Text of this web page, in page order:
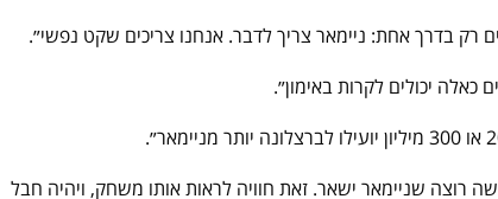
רק בדרך אחת: ניימאר צריך לדבר. אנחנו צריכים שקט נפשי״.
כאלה יכולים לקרות באימון״.
רוצה שניימאר ישאר. זאת חוויה לראות אותו משחק, ויהיה חבל